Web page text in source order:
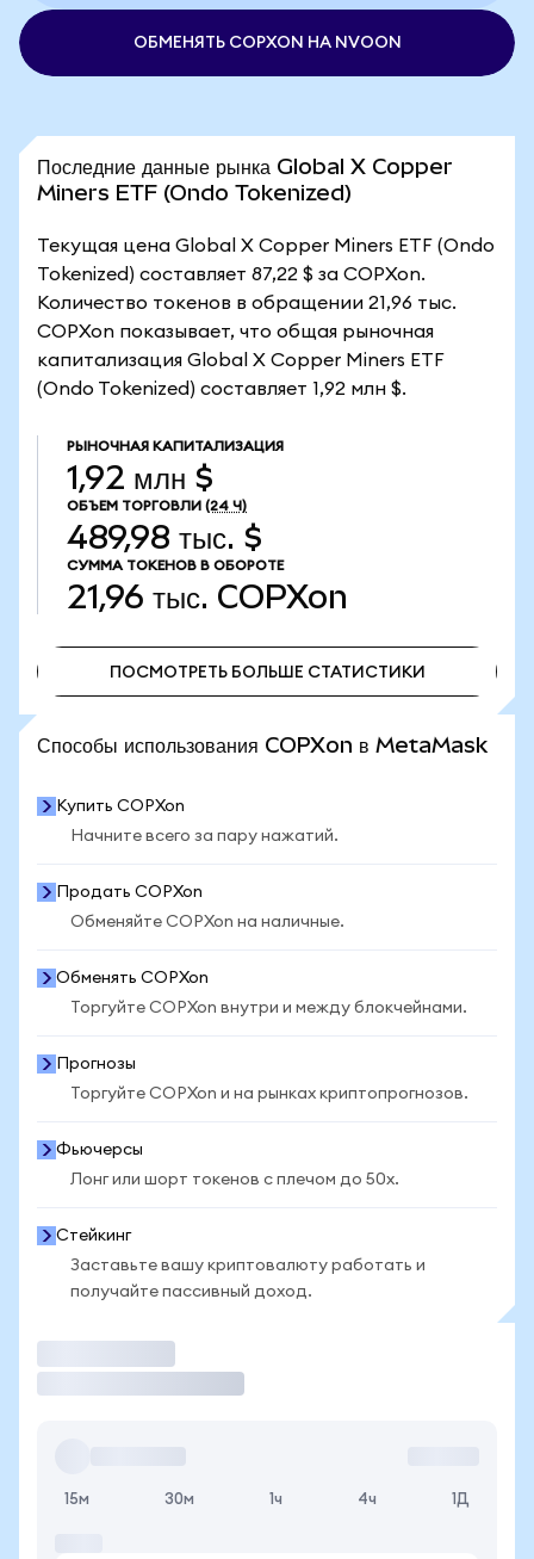
ОБМЕНЯТЬ COPXON НА NVOON
Последние данные рынка Global X Copper
Miners ETF (Ondo Tokenized)
Текущая цена Global X Copper Miners ETF (Ondo
Tokenized) составляет 87,22 $ за COPXon.
Количество токенов в обращении 21,96 тыс.
COPXon показывает, что общая рыночная
капитализация Global X Copper Miners ETF
(Ondo Tokenized) составляет 1,92 млн $.
РЫНОЧНАЯ КАПИТАЛИЗАЦИЯ
1,92 млн $
ОБЪЕМ ТОРГОВЛИ (24 Ч)
489,98 тыс. $
СУММА ТОКЕНОВ В ОБОРОТЕ
21,96 тыс. COPXon
ПОСМОТРЕТЬ БОЛЬШЕ СТАТИСТИКИ
Способы использования COPXon в MetaMask
Купить COPXon
Начните всего за пару нажатий.
Продать COPXon
Обменяйте COPXon на наличные.
Обменять COPXon
Торгуйте COPXon внутри и между блокчейнами.
Прогнозы
Торгуйте COPXon и на рынках криптопрогнозов.
Фьючерсы
Лонг или шорт токенов с плечом до 50x.
Стейкинг
Заставьте вашу криптовалюту работать и
получайте пассивный доход.
15м 30м 1ч 4ч 1Д